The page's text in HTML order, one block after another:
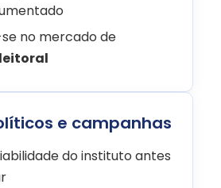
no mercado de
e campanhas
do instituto antes